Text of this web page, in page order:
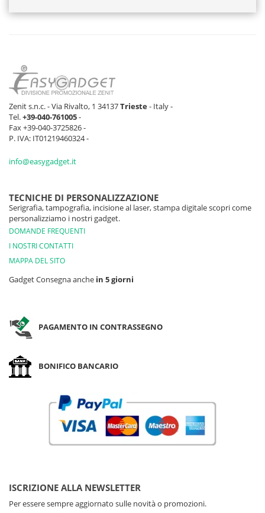
Zenit s.n.c. - Via Rivalto, 1 34137Trieste- Italy -
Tel.+39-040-761005-
Fax +39-040-3725826 -
P. IVA: IT01219460324 -
info@easygadget.it
TECNICHE DI PERSONALIZZAZIONE
Serigrafia, tampografia, incisione al laser, stampa digitale scopri come
personalizziamo i nostri gadget.
DOMANDE FREQUENTI
I NOSTRI CONTATTI
MAPPA DEL SITO
Gadget Consegna anche in 5 giorni
PAGAMENTO IN CONTRASSEGNO
BONIFICO BANCARIO
ISCRIZIONE ALLA NEWSLETTER
Per essere sempre aggiornato sulle novità o promozioni.